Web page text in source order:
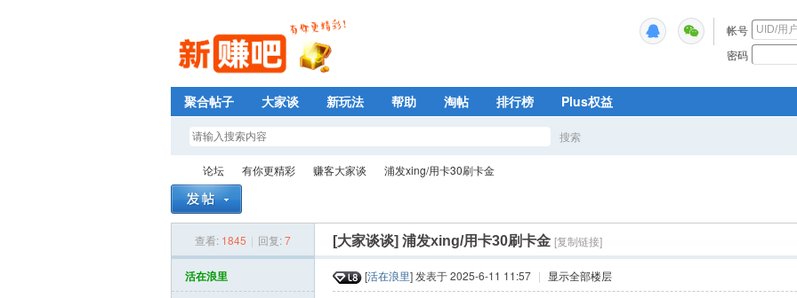
帐号
密码
聚合帖子 大家谈 新玩法 帮助 淘帖 排行榜 Plus权益
搜索
论坛
›
有你更精彩 赚客大家谈
›
浦发xing/用卡30刷卡金
查看: 1845 | 回复:7 [大家谈谈] 浦发xing/用卡30刷卡金 [复制链接]
活在浪里 [活在浪里] 发表于 2025-6-11 11:57 | 显示全部楼层